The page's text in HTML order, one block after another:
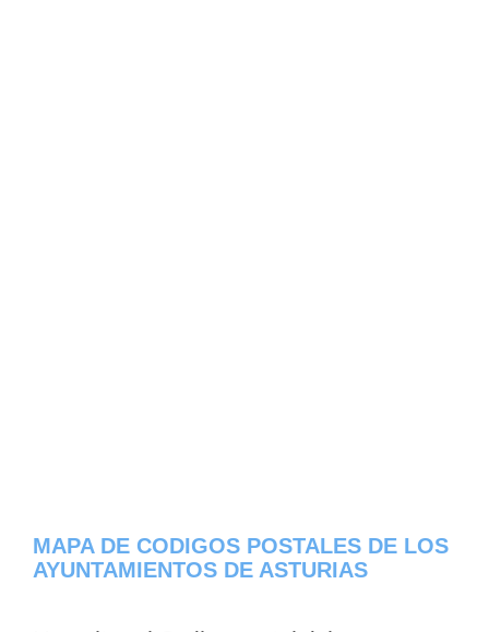
MAPA DE CODIGOS POSTALES DE LOS
AYUNTAMIENTOS DE ASTURIAS